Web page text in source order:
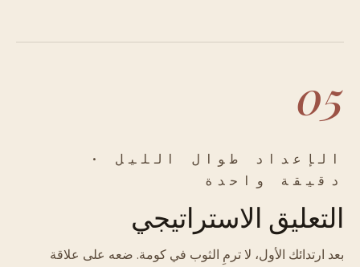
05
الإعداد طوال الليل ·
دقيقة واحدة
التعليق الاستراتيجي
بعد ارتدائك الأول، لا ترمِ الثوب في كومة. ضعه على علاقة